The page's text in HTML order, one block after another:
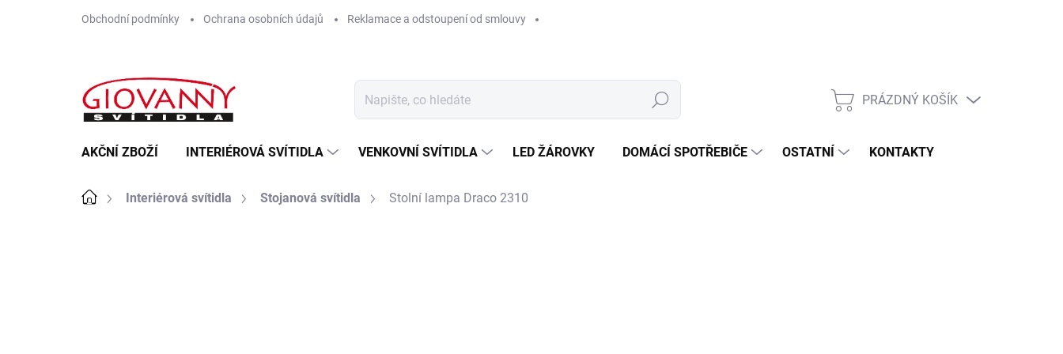
Obchodní podmínky Ochrana osobních údajů Reklamace a odstoupení od smlouvy
Hledat
NÁKUPNÍ
PRÁZDNÝ KOŠÍK
AKČNÍ ZBOŽÍ INTERIÉROVÁ SVÍTIDLA VENKOVNÍ SVÍTIDLA LED ŽÁROVKY DOMÁCÍ SPOTŘEBIČE OSTATNÍ KONTAKTY
DomůInteriérová svítidla Stojanová svítidla Stolní lampa Draco 2310